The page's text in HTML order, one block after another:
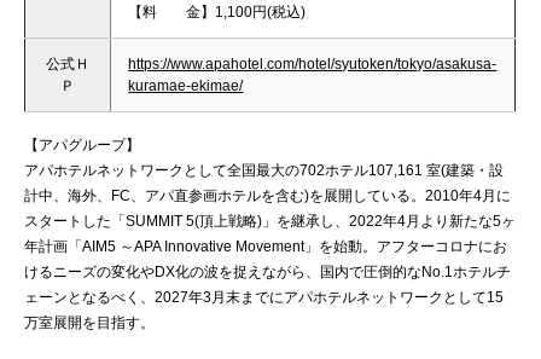
【料 金】1,100円(税込)
公式Ｈ
Ｐ
https://www.apahotel.com/hotel/syutoken/tokyo/asakusa-
kuramae-ekimae/
【アパグループ】
アパホテルネットワークとして全国最大の702ホテル107,161 室(建築・設
計中、海外、FC、アパ直参画ホテルを含む)を展開している。2010年4月に
スタートした「SUMMIT 5(頂上戦略)」を継承し、2022年4月より新たな5ヶ
年計画「AIM5 ～APA Innovative Movement」を始動。アフターコロナにお
けるニーズの変化やDX化の波を捉えながら、国内で圧倒的なNo.1ホテルチ
ェーンとなるべく、2027年3月末までにアパホテルネットワークとして15
万室展開を目指す。